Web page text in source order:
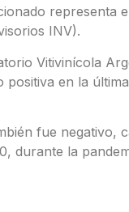
representa
INV).
Vitivinícola
positiva en la
fue negativo,
durante la